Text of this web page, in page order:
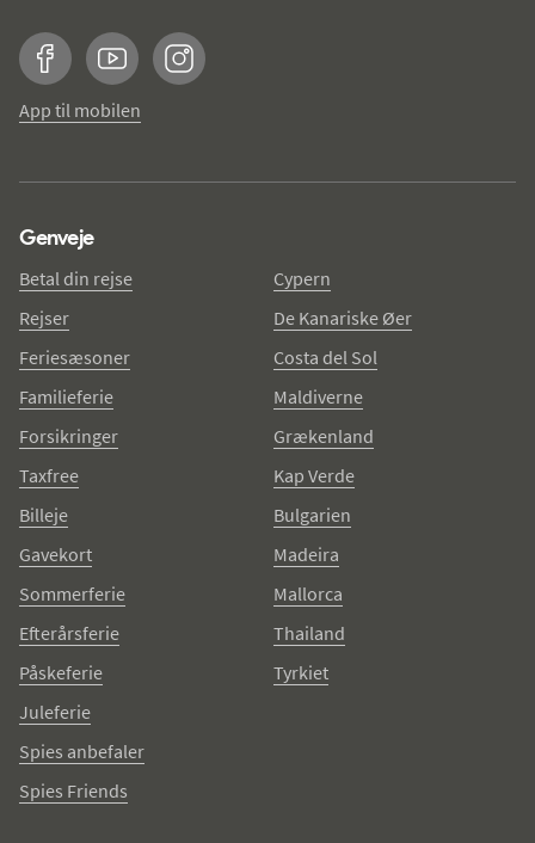
FacebookYouTubeInstagram
App til mobilen
Genveje
Betal din rejse
Rejser
Feriesæsoner
Familieferie
Forsikringer
Taxfree
Billeje
Gavekort
Sommerferie
Efterårsferie
Påskeferie
Juleferie
Spies anbefaler
Spies Friends
Cypern
De Kanariske Øer
Costa del Sol
Maldiverne
Grækenland
Kap Verde
Bulgarien
Madeira
Mallorca
Thailand
Tyrkiet